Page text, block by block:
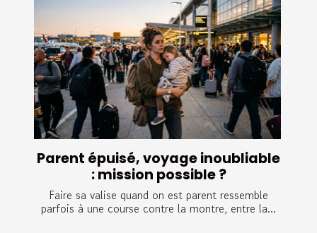
Parent épuisé, voyage inoubliable
: mission possible ?
Faire sa valise quand on est parent ressemble
parfois à une course contre la montre, entre la...